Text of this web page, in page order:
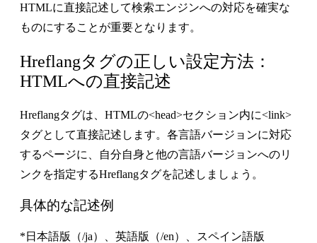
HTMLに直接記述して検索エンジンへの対応を確実な
ものにすることが重要となります。
Hreflangタグの正しい設定方法：
HTMLへの直接記述
Hreflangタグは、HTMLの<head>セクション内に<link>
タグとして直接記述します。各言語バージョンに対応
するページに、自分自身と他の言語バージョンへのリ
ンクを指定するHreflangタグを記述しましょう。
具体的な記述例
*日本語版（/ja）、英語版（/en）、スペイン語版